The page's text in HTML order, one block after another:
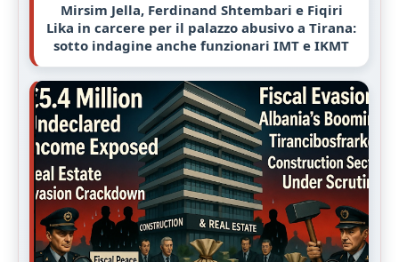
Mirsim Jella, Ferdinand Shtembari e Fiqiri
Lika in carcere per il palazzo abusivo a Tirana:
sotto indagine anche funzionari IMT e IKMT